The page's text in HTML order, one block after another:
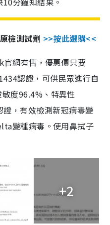
檢測試劑 >>按此選購<<
網有售，優惠價只要
認證，可供民眾進行自
度96.4%、特異性
，有效檢測新冠病毒變
變種病毒。使用鼻拭子
+2